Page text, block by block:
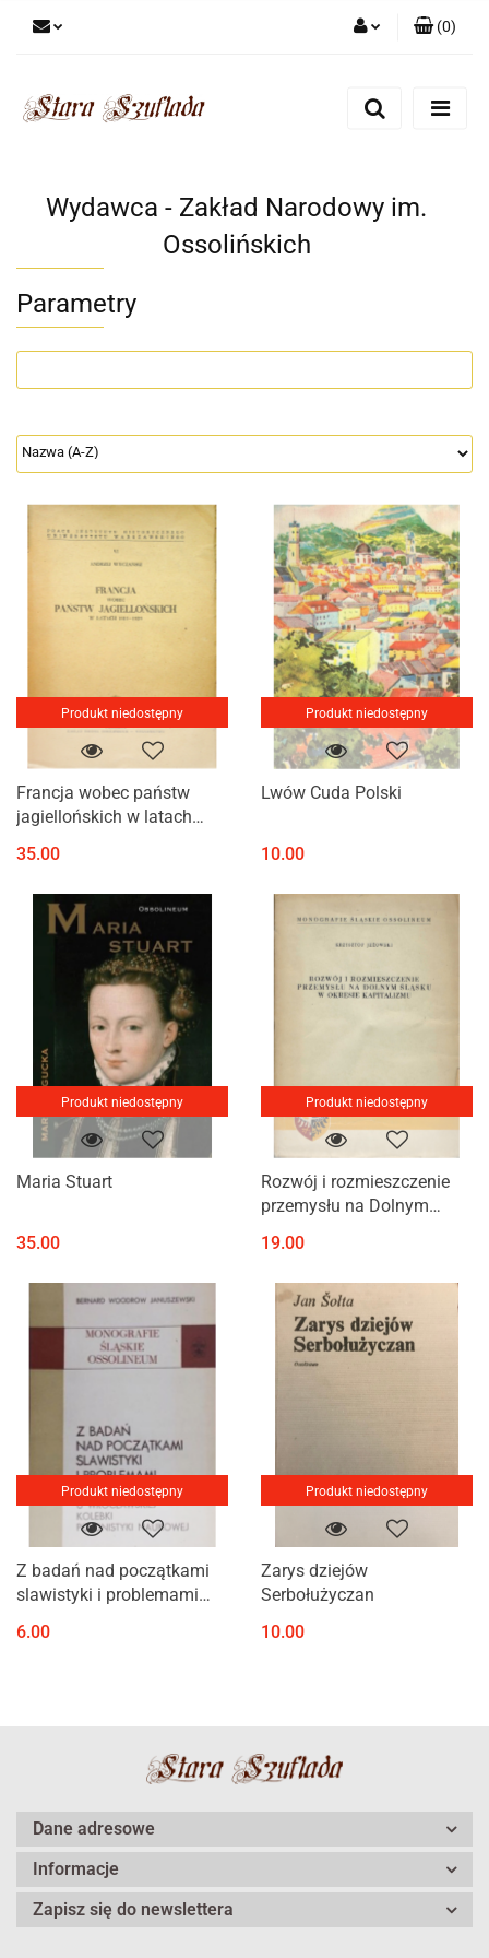
Zarejestruj się
(0)
Wydawca - Zakład Narodowy im.
Ossolińskich
Parametry
Produkt niedostępny
Francja wobec państw
jagiellońskich w latach
dziejów francuskiej polityki
zagranicznej epoki
odrodzenia
35.00
Produkt niedostępny
Lwów Cuda Polski
10.00
Produkt niedostępny
Maria Stuart
35.00
Produkt niedostępny
Rozwój i rozmieszczenie
przemysłu na Dolnym
kapitalizmu
19.00
Produkt niedostępny
Z badań nad początkami
slawistyki i problemami
wrocławskiej kolebki
6.00
Produkt niedostępny
Zarys dziejów
Serbołużyczan
10.00
Dane adresowe
Informacje
Zapisz się do newslettera